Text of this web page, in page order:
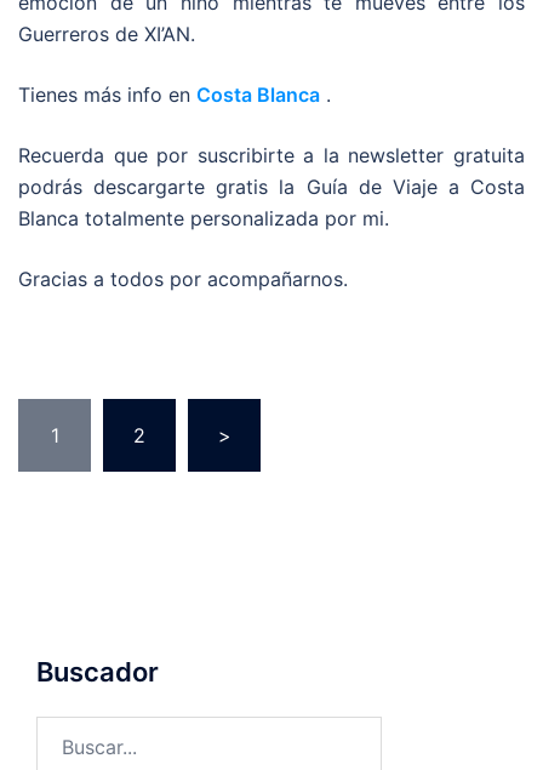
Guerreros de XI’AN.
Tienes más info en Costa Blanca .
Recuerda que por suscribirte a la newsletter gratuita
podrás descargarte gratis la Guía de Viaje a Costa
Blanca totalmente personalizada por mi.
Gracias a todos por acompañarnos.
1 2 >
Buscador